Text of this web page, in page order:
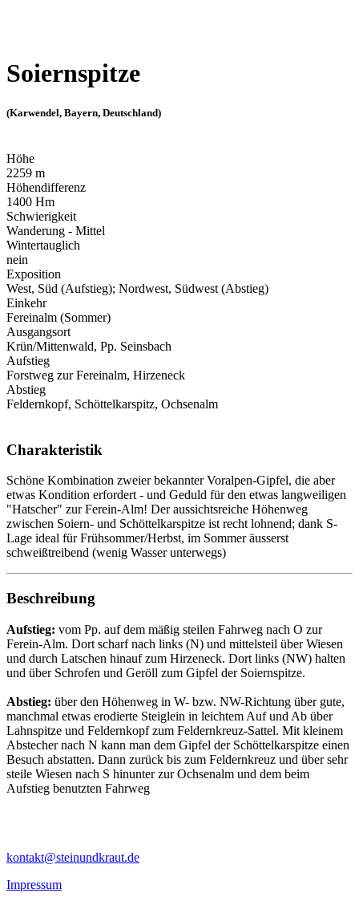
Soiernspitze
(Karwendel, Bayern, Deutschland)
Höhe
2259 m
Höhendifferenz
1400 Hm
Schwierigkeit
Wanderung - Mittel
Wintertauglich
nein
Exposition
West, Süd (Aufstieg); Nordwest, Südwest (Abstieg)
Einkehr
Fereinalm (Sommer)
Ausgangsort
Krün/Mittenwald, Pp. Seinsbach
Aufstieg
Forstweg zur Fereinalm, Hirzeneck
Abstieg
Feldernkopf, Schöttelkarspitz, Ochsenalm
Charakteristik
Schöne Kombination zweier bekannter Voralpen-Gipfel, die aber
etwas Kondition erfordert - und Geduld für den etwas langweiligen
"Hatscher" zur Ferein-Alm! Der aussichtsreiche Höhenweg
zwischen Soiern- und Schöttelkarspitze ist recht lohnend; dank S-
Lage ideal für Frühsommer/Herbst, im Sommer äusserst
schweißtreibend (wenig Wasser unterwegs)
Beschreibung
Aufstieg: vom Pp. auf dem mäßig steilen Fahrweg nach O zur
Ferein-Alm. Dort scharf nach links (N) und mittelsteil über Wiesen
und durch Latschen hinauf zum Hirzeneck. Dort links (NW) halten
und über Schrofen und Geröll zum Gipfel der Soiernspitze.
Abstieg: über den Höhenweg in W- bzw. NW-Richtung über gute,
manchmal etwas erodierte Steiglein in leichtem Auf und Ab über
Lahnspitze und Feldernkopf zum Feldernkreuz-Sattel. Mit kleinem
Abstecher nach N kann man dem Gipfel der Schöttelkarspitze einen
Besuch abstatten. Dann zurück bis zum Feldernkreuz und über sehr
steile Wiesen nach S hinunter zur Ochsenalm und dem beim
Aufstieg benutzten Fahrweg
kontakt@steinundkraut.de
Impressum